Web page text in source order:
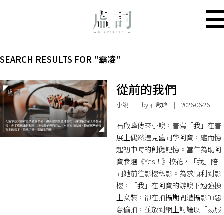
SEARCH RESULTS FOR "霸凌"
從前的我們
小說| by石啟峰| 2026-06-26
石啟峰傳來小說，書寫「我」在書
展上偶然遇見舊同學阿寶，繼而憶
起初中時的創傷記憶。當年為助阿
寶參選《Yes！》校花，「我」陪
同她前往影樓私影。為求順利到影
樓，「我」在阿寶的游說下勉強換
上女裝，卻在拍攝期間遭攝影師惡
意偷拍，並放到網上討論以「易服